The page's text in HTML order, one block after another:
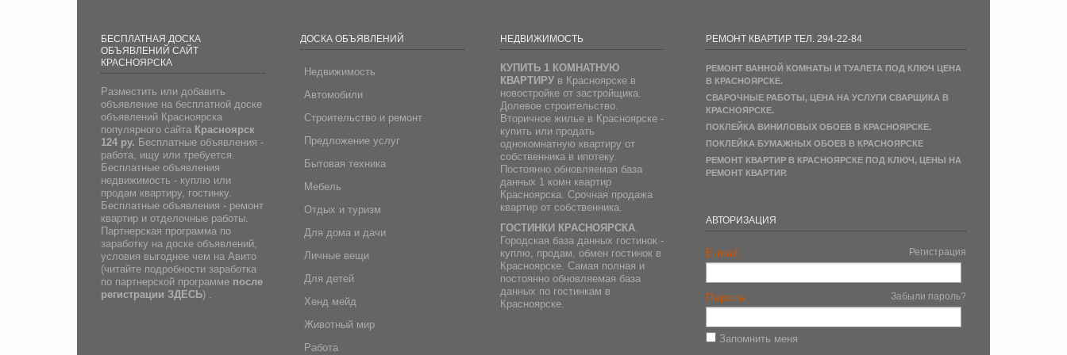
БЕСПЛАТНАЯ ДОСКА
ОБЪЯВЛЕНИЙ САЙТ
КРАСНОЯРСКА
Разместить или добавить
объявление на бесплатной доске
объявлений Красноярска
популярного сайта Красноярск
124 ру. Бесплатные объявления -
работа, ищу или требуется.
Бесплатные объявления
недвижимость - куплю или
продам квартиру, гостинку.
Бесплатные объявления - ремонт
квартир и отделочные работы.
Партнерская программа по
заработку на доске объявлений,
условия выгоднее чем на Авито
(читайте подробности заработка
по партнерской программе после
регистрации ЗДЕСЬ) .
ДОСКА ОБЪЯВЛЕНИЙ
Недвижимость
Автомобили
Строительство и ремонт
Предложение услуг
Бытовая техника
Мебель
Отдых и туризм
Для дома и дачи
Личные вещи
Для детей
Хенд мейд
Животный мир
Работа
НЕДВИЖИМОСТЬ
КУПИТЬ 1 КОМНАТНУЮ
КВАРТИРУв Красноярске в
новостройке от застройщика.
Долевое строительство.
Вторичное жилье в Красноярске -
купить или продать
однокомнатную квартиру от
собственника в ипотеку.
Постоянно обновляемая база
данных 1 комн квартир
Красноярска. Срочная продажа
квартир от собственника.
ГОСТИНКИ КРАСНОЯРСКА.
Городская база данных гостинок -
куплю, продам, обмен гостинок в
Красноярске. Самая полная и
постоянно обновляемая база
данных по гостинкам в
Красноярске.
РЕМОНТ КВАРТИР ТЕЛ. 294-22-84
РЕМОНТ ВАННОЙ КОМНАТЫ И ТУАЛЕТА ПОД КЛЮЧ ЦЕНА
В КРАСНОЯРСКЕ.
СВАРОЧНЫЕ РАБОТЫ, ЦЕНА НА УСЛУГИ СВАРЩИКА В
КРАСНОЯРСКЕ.
ПОКЛЕЙКА ВИНИЛОВЫХ ОБОЕВ В КРАСНОЯРСКЕ.
ПОКЛЕЙКА БУМАЖНЫХ ОБОЕВ В КРАСНОЯРСКЕ
РЕМОНТ КВАРТИР В КРАСНОЯРСКЕ ПОД КЛЮЧ, ЦЕНЫ НА
РЕМОНТ КВАРТИР.
АВТОРИЗАЦИЯ
E-mail: Регистрация
Пароль: Забыли пароль?
Запомнить меня